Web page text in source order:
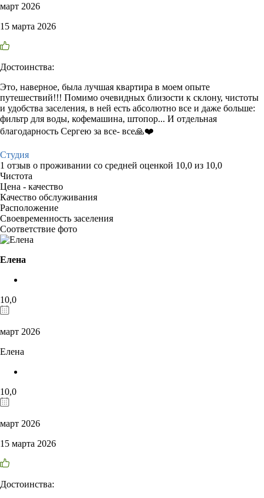
март 2026
15 марта 2026
Достоинства:
Это, наверное, была лучшая квартира в моем опыте
путешествий!!! Помимо очевидных близости к склону, чистоты
и удобства заселения, в ней есть абсолютно все и даже больше:
фильтр для воды, кофемашина, штопор... И отдельная
благодарность Сергею за все- все🙏❤️
Студия
1 отзыв о проживании со средней оценкой 10,0 из 10,0
Чистота
Цена - качество
Качество обслуживания
Расположение
Своевременность заселения
Соответствие фото
Елена
10,0
март 2026
Елена
10,0
март 2026
15 марта 2026
Достоинства: